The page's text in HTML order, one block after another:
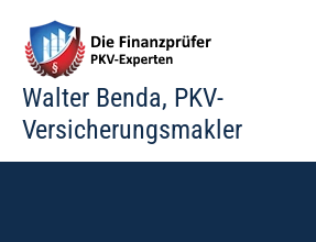
Inhalt
springen
Walter Benda, PKV-
Versicherungsmakler